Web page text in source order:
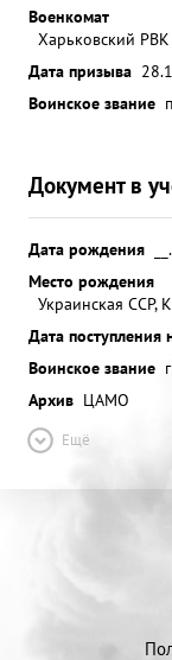
Военкомат
Харьковский РВК
Дата призыва
Воинское звание
Документ в
Дата рождения
Место рождения
Украинская ССР,
Дата поступления
Воинское звание
Архив ЦАМО
Ещё